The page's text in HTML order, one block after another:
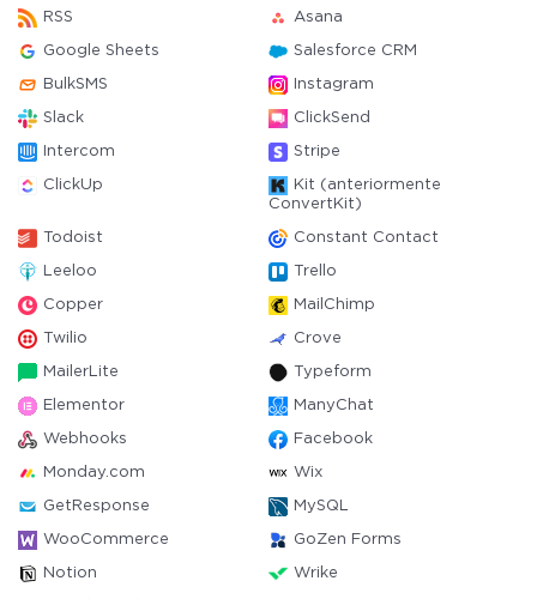
RSS Asana
Google Sheets Salesforce CRM
BulkSMS Instagram
Slack ClickSend
Intercom Stripe
ClickUp
Kit (anteriormente
ConvertKit)
Todoist Constant Contact
Leeloo Trello
Copper MailChimp
Twilio Crove
MailerLite Typeform
Elementor ManyChat
Webhooks Facebook
Monday.com Wix
GetResponse MySQL
WooCommerce GoZen Forms
Notion Wrike